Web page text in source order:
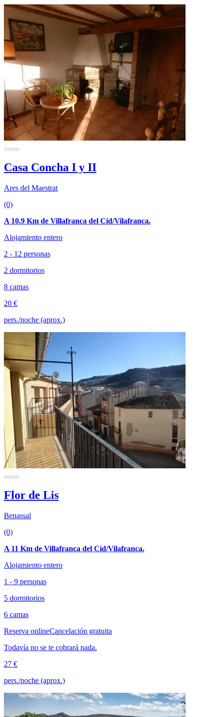
Casa Concha I y II
Ares del Maestrat
(0)
A 10.9 Km de Villafranca del Cid/Vilafranca.
Alojamiento entero
2 - 12 personas
2 dormitorios
8 camas
20 €
pers./noche (aprox.)
Flor de Lis
Benassal
(0)
A 11 Km de Villafranca del Cid/Vilafranca.
Alojamiento entero
1 - 9 personas
5 dormitorios
6 camas
Reserva onlineCancelación gratuita
Todavía no se te cobrará nada.
27 €
pers./noche (aprox.)